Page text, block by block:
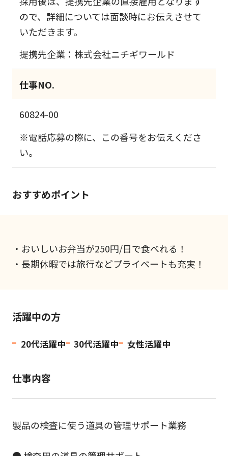
ので、詳細については面談時にお伝えさせて
いただきます。
提携先企業：株式会社ニチギワールド
仕事NO.
60824-00
※電話応募の際に、この番号をお伝えくださ
い。
おすすめポイント
・おいしいお弁当が250円/日で食べれる！
・長期休暇では旅行などプライベートも充実！
活躍中の方
20代活躍中 30代活躍中 女性活躍中
仕事内容
製品の検査に使う道具の管理サポート業務